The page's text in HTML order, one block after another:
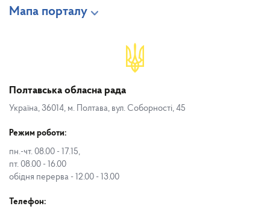
Мапа порталу
Полтавська обласна рада
Україна, 36014, м. Полтава, вул. Соборності, 45
Режим роботи:
пн.-чт. 08.00 - 17.15,
пт. 08.00 - 16.00
обідня перерва - 12.00 - 13.00
Телефон: